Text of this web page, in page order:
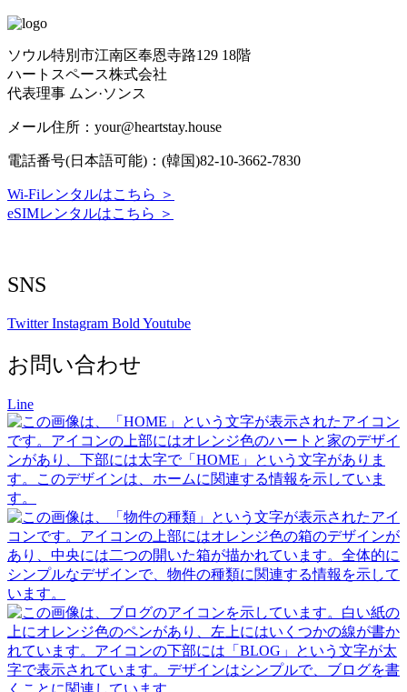
ソウル特別市江南区奉恩寺路129 18階
ハートスペース株式会社
代表理事 ムン·ソンス
メール住所：your@heartstay.house
電話番号(日本語可能)：(韓国)82-10-3662-7830
Wi-Fiレンタルはこちら ＞
eSIMレンタルはこちら ＞
SNS
Twitter Instagram Bold Youtube
お問い合わせ
Line